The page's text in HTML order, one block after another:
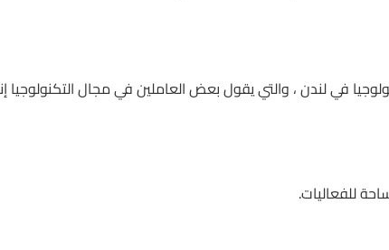
في لندن ، والتي يقول بعض العاملين في مجال التكنولوجيا
للفعاليات.